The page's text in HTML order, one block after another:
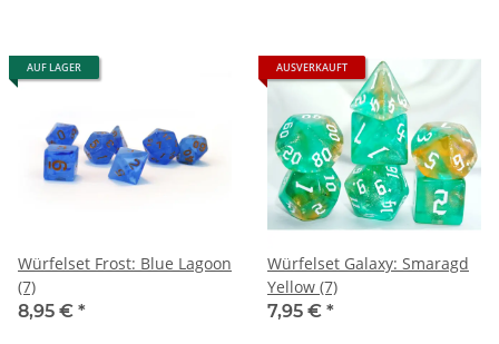
AUF LAGER
Würfelset Frost: Blue Lagoon
(7)
8,95 € *
AUSVERKAUFT
Würfelset Galaxy: Smaragd
Yellow (7)
7,95 € *